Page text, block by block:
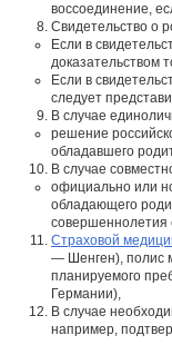
воссоединение,
Свидетельство о
Если в
доказательством
Если в
следует
В случае
решение
обладавшего
В случае
официально или
обладающего
совершеннолетия
Страховой
— Шенген), полис
планируемого
Германии),
В случае
например,